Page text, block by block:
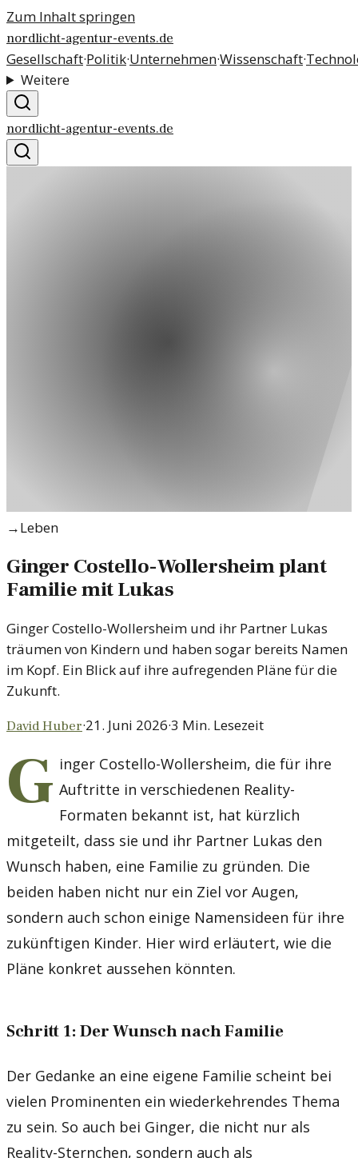
Zum Inhalt springen
nordlicht-agentur-events.de
Gesellschaft·Politik·Unternehmen·Wissenschaft·
Weitere
nordlicht-agentur-events.de
→Leben
Ginger Costello-Wollersheim plant
Familie mit Lukas
Ginger Costello-Wollersheim und ihr Partner Lukas
träumen von Kindern und haben sogar bereits Namen
im Kopf. Ein Blick auf ihre aufregenden Pläne für die
Zukunft.
David Huber·21. Juni 2026·3 Min. Lesezeit
G inger Costello-Wollersheim, die für ihre
Auftritte in verschiedenen Reality-
Formaten bekannt ist, hat kürzlich
mitgeteilt, dass sie und ihr Partner Lukas den
Wunsch haben, eine Familie zu gründen. Die
beiden haben nicht nur ein Ziel vor Augen,
sondern auch schon einige Namensideen für ihre
zukünftigen Kinder. Hier wird erläutert, wie die
Pläne konkret aussehen könnten.
Schritt 1: Der Wunsch nach Familie
Der Gedanke an eine eigene Familie scheint bei
vielen Prominenten ein wiederkehrendes Thema
zu sein. So auch bei Ginger, die nicht nur als
Reality-Sternchen, sondern auch als